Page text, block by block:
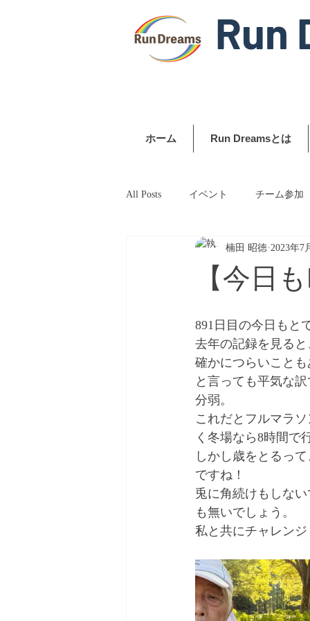
Run
ホーム Run Dreamsとは
All Posts イベント チーム参加
【今日
楠田 昭徳 2023年7
891日目の今日もと
去年の記録を見る
確かにつらいこと
と言っても平気な
分弱。
これだとフルマラ
く冬場なら8時間で
しかし歳をとるっ
ですね！
兎に角続けもしな
も無いでしょう。
私と共にチャレン